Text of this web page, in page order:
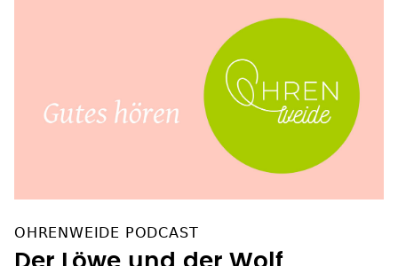
OHRENWEIDE PODCAST